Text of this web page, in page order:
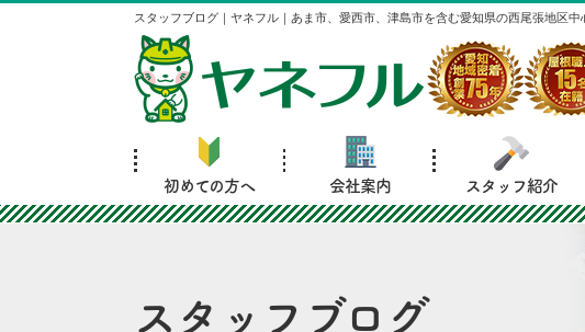
スタッフブログ｜ヤネフル｜あま市、愛西市、津島市を含む愛知県の西尾張地区
初めての方へ 会社案内 スタッフ紹介
スタッフブログ